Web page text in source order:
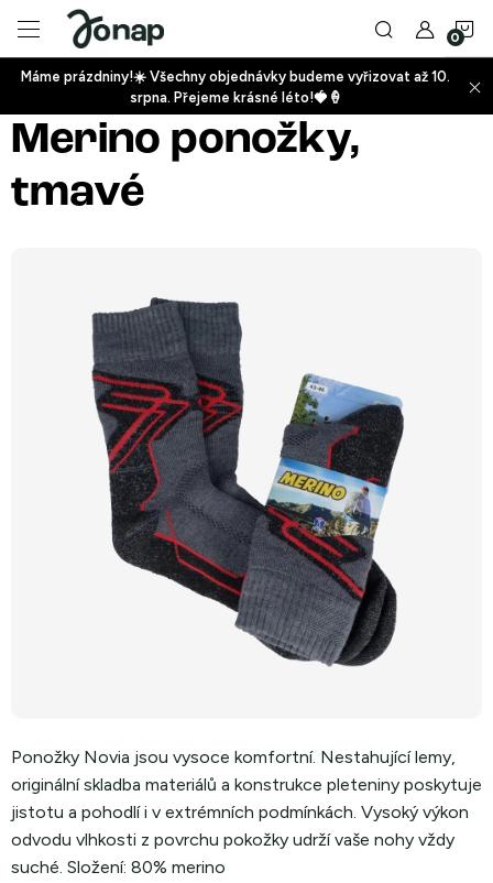
obsah
+
Máme prázdniny!☀️ Všechny objednávky budeme vyřizovat až 10.
srpna. Přejeme krásné léto!🍓🍦
Merino ponožky,
tmavé
Ponožky Novia jsou vysoce komfortní. Nestahující lemy,
originální skladba materiálů a konstrukce pleteniny poskytuje
jistotu a pohodlí i v extrémních podmínkách. Vysoký výkon
odvodu vlhkosti z povrchu pokožky udrží vaše nohy vždy
suché. Složení: 80% merino